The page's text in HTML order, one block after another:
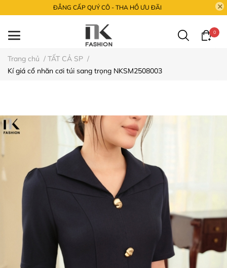
ĐẲNG CẤP QUÝ CÔ - THA HỒ ƯU ĐÃI
0
Trang chủ / TẤT CẢ SP /
Kí giá cổ nhăn cơi túi sang trọng NKSM2508003